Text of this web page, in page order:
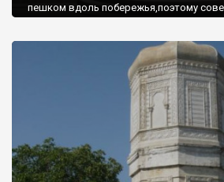
пешком вдоль побережья,поэтому